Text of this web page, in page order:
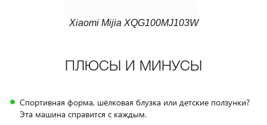
Xiaomi Mijia XQG100MJ103W
ПЛЮСЫ И МИНУСЫ
Спортивная форма, шёлковая блузка или детские ползунки?
Эта машина справится с каждым.